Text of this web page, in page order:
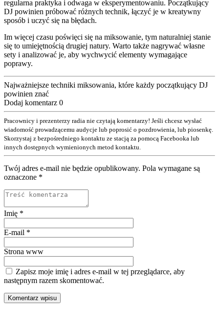
regularna praktyka i odwaga w eksperymentowaniu. Początkujący
DJ powinien próbować różnych technik, łączyć je w kreatywny
sposób i uczyć się na błędach.
Im więcej czasu poświęci się na miksowanie, tym naturalniej stanie
się to umiejętnością drugiej natury. Warto także nagrywać własne
sety i analizować je, aby wychwycić elementy wymagające
poprawy.
Najważniejsze techniki miksowania, które każdy początkujący DJ
powinien znać
Dodaj komentarz 0
Pracownicy i prezenterzy radia nie czytają komentarzy! Jeśli chcesz wysłać
wiadomość prowadzącemu audycje lub poprosić o pozdrowienia, lub piosenkę.
Skorzystaj z bezpośredniego kontaktu ze stacją za pomocą Facebooka lub
innych dostępnych wymienionych metod kontaktu.
Twój adres e-mail nie będzie opublikowany. Pola wymagane są
oznaczone *
Imię *
E-mail *
Strona www
Zapisz moje imię i adres e-mail w tej przeglądarce, aby
następnym razem skomentować.